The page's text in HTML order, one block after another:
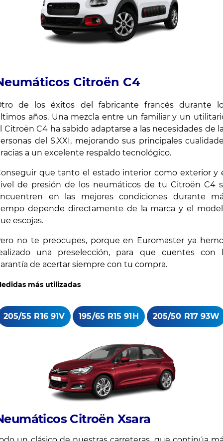
Citroën C4
de los éxitos del fabricante francés durante
años. Una mezcla entre un familiar y un
Citroën C4 ha sabido adaptarse a las necesidades de
del S.XXI, mejorando sus principales
a un excelente respaldo tecnológico.
que tanto el estado interior como exterior y
de presión de los neumáticos de tu Citroën C4
en las mejores condiciones durante
depende directamente de la marca y el
escojas.
no te preocupes, porque en Euromaster ya
una preselección, para que cuentes con
de acertar siempre con tu compra.
más utilizadas
205/55 R16 91V 195/65 R15 91H 205/50 R17 93W
Citroën Xsara